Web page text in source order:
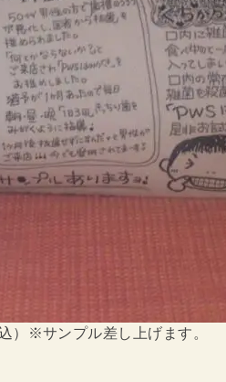
）※サンプル差し上げます。